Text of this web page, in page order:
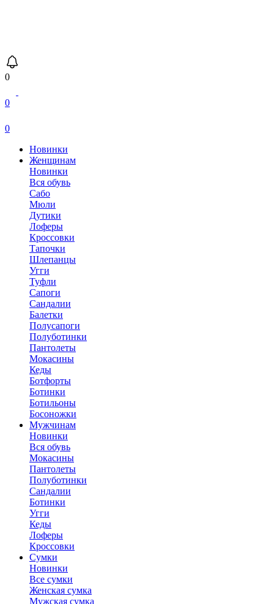
0
0
0
Новинки
Женщинам
Новинки
Вся обувь
Сабо
Мюли
Дутики
Лоферы
Кроссовки
Тапочки
Шлепанцы
Угги
Туфли
Сапоги
Сандалии
Балетки
Полусапоги
Полуботинки
Пантолеты
Мокасины
Кеды
Ботфорты
Ботинки
Ботильоны
Босоножки
Мужчинам
Новинки
Вся обувь
Мокасины
Пантолеты
Полуботинки
Сандалии
Ботинки
Угги
Кеды
Лоферы
Кроссовки
Сумки
Новинки
Все сумки
Женская сумка
Мужская сумка